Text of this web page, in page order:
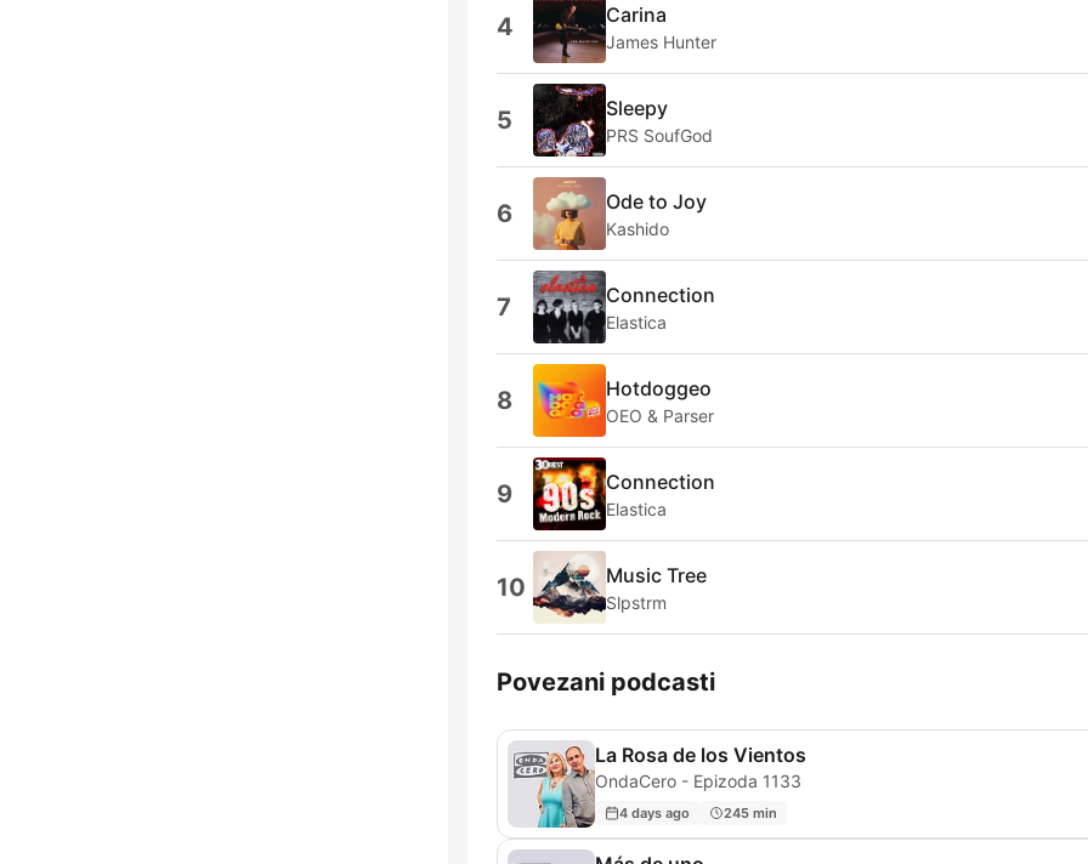
4 Carina
James Hunter
5 Sleepy
PRS SoufGod
6 Ode to Joy
Kashido
7 Connection
Elastica
8 Hotdoggeo
OEO & Parser
9 Connection
Elastica
10 Music Tree
Slpstrm
Povezani podcasti
La Rosa de los Vientos
OndaCero - Epizoda 1133
4 days ago 245 min